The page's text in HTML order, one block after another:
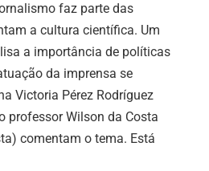
faz parte das
a cultura científica. Um
a importância de políticas
da imprensa se
Victoria Pérez Rodríguez
professor Wilson da Costa
comentam o tema. Está